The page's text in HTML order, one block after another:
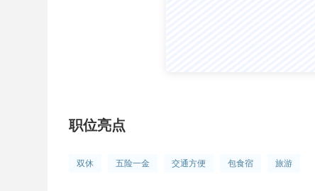
职位亮点
双休 五险一金 交通方便 包食宿 旅游